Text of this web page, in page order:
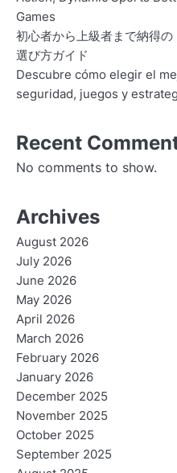
Games
初心者から上級者まで納得の
選び方ガイド
Descubre cómo elegir el
seguridad, juegos y
Recent
No comments to show.
Archives
August 2026
July 2026
June 2026
May 2026
April 2026
March 2026
February 2026
January 2026
December 2025
November 2025
October 2025
September 2025